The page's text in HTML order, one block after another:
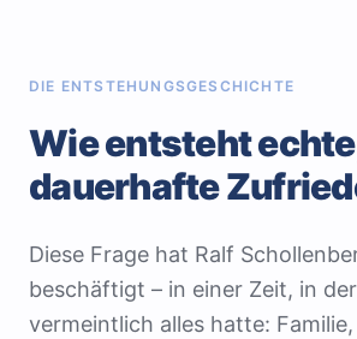
DIE ENTSTEHUNGSGESCHICHTE
Wie entsteht
dauerhafte
Diese Frage hat Ralf
beschäftigt – in einer Zeit, in
vermeintlich alles hatte: